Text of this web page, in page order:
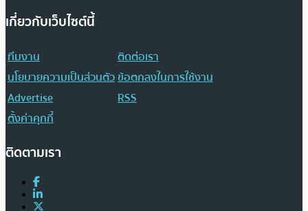
เกี่ยวกับเว็บไซต์นี้
ทีมงาน
ติดต่อเรา
นโยบายความเป็นส่วนตัวข้อตกลงในการใช้งาน
Advertise
RSS
ตั้งค่าคุกกี้
ติดตามเรา